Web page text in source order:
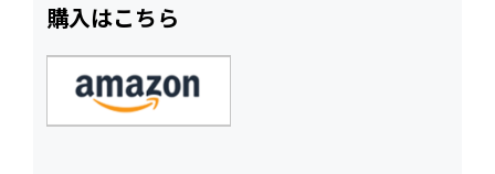
購入はこちら